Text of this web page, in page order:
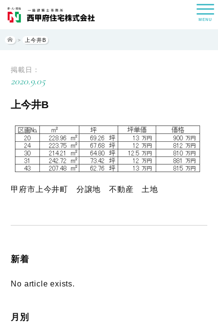
MENU
> 上今井B
掲載日：
2020.9.05
上今井B
甲府市上今井町 分譲地 不動産 土地
新着
No article exists.
月別